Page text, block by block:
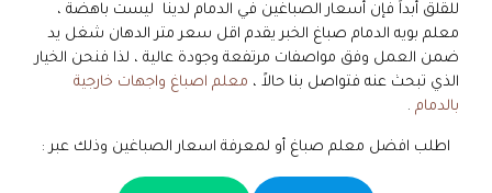
للقلق أبداً فإن أسعار الصباغين في الدمام لدينا ليست باهضة ،
معلم بويه الدمام صباغ الخبر يقدم اقل سعر متر الدهان شغل يد
ضمن العمل وفق مواصفات مرتفعة وجودة عالية ، لذا فنحن الخيار
الذي تبحث عنه فتواصل بنا حالاً ، معلم اصباغ واجهات خارجية
بالدمام .
اطلب افضل معلم صباغ أو لمعرفة اسعار الصباغين وذلك عبر :